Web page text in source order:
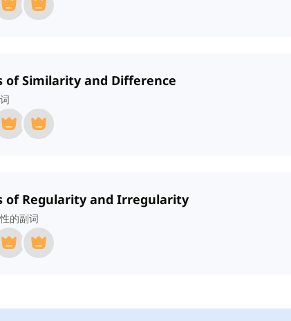
of Similarity and Difference
of Regularity and Irregularity
的副词